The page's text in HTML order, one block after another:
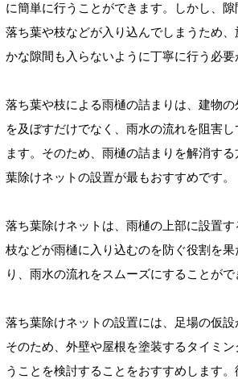
に簡単に行うことができます。しかし、
落ち葉や枝などが入り込んでしまうため
かな隙間も入らないように丁寧に行う必要
落ち葉や枝による雨樋の詰まりは、建物
を及ぼすだけでなく、雨水の流れを阻害
ます。そのため、雨樋の詰まりを解消す
葉除けネットの設置が最もおすすめです。
落ち葉除けネットは、雨樋の上部に設置
枝などが雨樋に入り込むのを防ぐ役割を果
り、雨水の流れをスムーズにすることがで
落ち葉除けネットの設置には、足場の仮設
そのため、外壁や屋根を塗装するタイミ
うことを検討することをおすすめします